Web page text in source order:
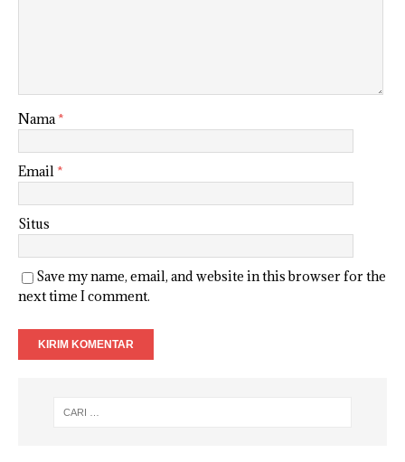
Nama*
Email *
Situs
Save my name, email, and website in this browser for the
next time I comment.